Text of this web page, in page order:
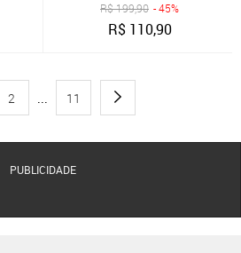
R$199,90 - 45%
R$ 110,90
2 ... 11
PUBLICIDADE